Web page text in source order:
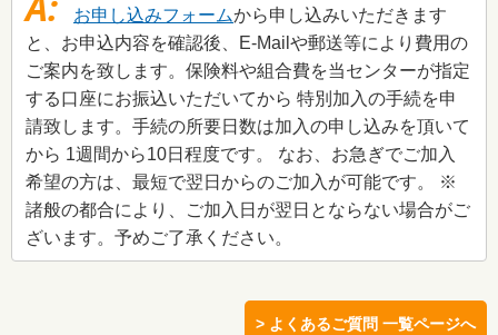
お申し込みフォームから申し込みいただきます
と、お申込内容を確認後、E-Mailや郵送等により費用の
ご案内を致します。保険料や組合費を当センターが指定
する口座にお振込いただいてから 特別加入の手続を申
請致します。手続の所要日数は加入の申し込みを頂いて
から 1週間から10日程度です。 なお、お急ぎでご加入
希望の方は、最短で翌日からのご加入が可能です。 ※
諸般の都合により、ご加入日が翌日とならない場合がご
ざいます。予めご了承ください。
> よくあるご質問 一覧ページへ